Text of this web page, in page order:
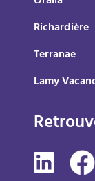
Richardière
Terranae
Lamy